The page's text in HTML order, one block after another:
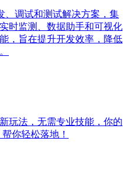
、调试和测试解决方案，集
时监测、数据助手和可视化
，旨在提升开发效率，降低
玩法，无需专业技能，你的
你轻松落地！